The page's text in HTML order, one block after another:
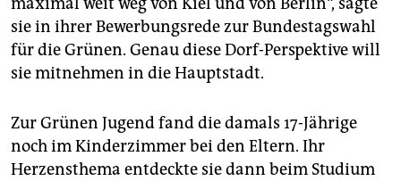
maximal weit weg von Kiel und von Berlin“, sagte
sie in ihrer Bewerbungsrede zur Bundestagswahl
für die Grünen. Genau diese Dorf-Perspektive will
sie mitnehmen in die Hauptstadt.
Zur Grünen Jugend fand die damals 17-Jährige
noch im Kinderzimmer bei den Eltern. Ihr
Herzensthema entdeckte sie dann beim Studium